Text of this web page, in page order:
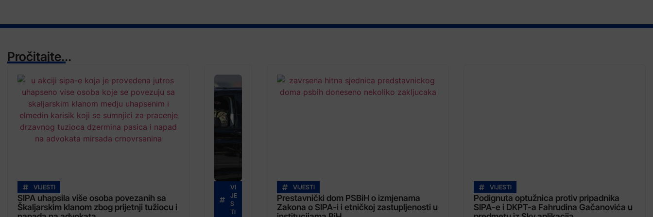
Pročitajte...
VIJESTI
SIPA uhapsila više osoba povezanih sa
Škaljarskim klanom zbog prijetnji tužiocu i
VI
JE
S
TI
VIJESTI
Prestavnički dom PSBiH o izmjenama
Zakona o SIPA-i i etničkoj zastupljenosti u
VIJESTI
Podignuta optužnica protiv pripadnika
SIPA-e i DKPT-a Fahrudina Gačanovića u